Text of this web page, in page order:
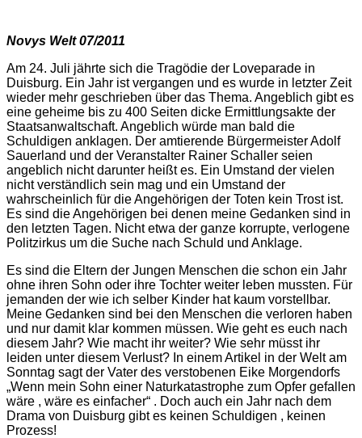
Novys Welt 07/2011
Am 24. Juli jährte sich die Tragödie der Loveparade in
Duisburg. Ein Jahr ist vergangen und es wurde in letzter Zeit
wieder mehr geschrieben über das Thema. Angeblich gibt es
eine geheime bis zu 400 Seiten dicke Ermittlungsakte der
Staatsanwaltschaft. Angeblich würde man bald die
Schuldigen anklagen. Der amtierende Bürgermeister Adolf
Sauerland und der Veranstalter Rainer Schaller seien
angeblich nicht darunter heißt es. Ein Umstand der vielen
nicht verständlich sein mag und ein Umstand der
wahrscheinlich für die Angehörigen der Toten kein Trost ist.
Es sind die Angehörigen bei denen meine Gedanken sind in
den letzten Tagen. Nicht etwa der ganze korrupte, verlogene
Politzirkus um die Suche nach Schuld und Anklage.
Es sind die Eltern der Jungen Menschen die schon ein Jahr
ohne ihren Sohn oder ihre Tochter weiter leben mussten. Für
jemanden der wie ich selber Kinder hat kaum vorstellbar.
Meine Gedanken sind bei den Menschen die verloren haben
und nur damit klar kommen müssen. Wie geht es euch nach
diesem Jahr? Wie macht ihr weiter? Wie sehr müsst ihr
leiden unter diesem Verlust? In einem Artikel in der Welt am
Sonntag sagt der Vater des verstobenen Eike Morgendorfs
„Wenn mein Sohn einer Naturkatastrophe zum Opfer gefallen
wäre , wäre es einfacher“ . Doch auch ein Jahr nach dem
Drama von Duisburg gibt es keinen Schuldigen , keinen
Prozess!